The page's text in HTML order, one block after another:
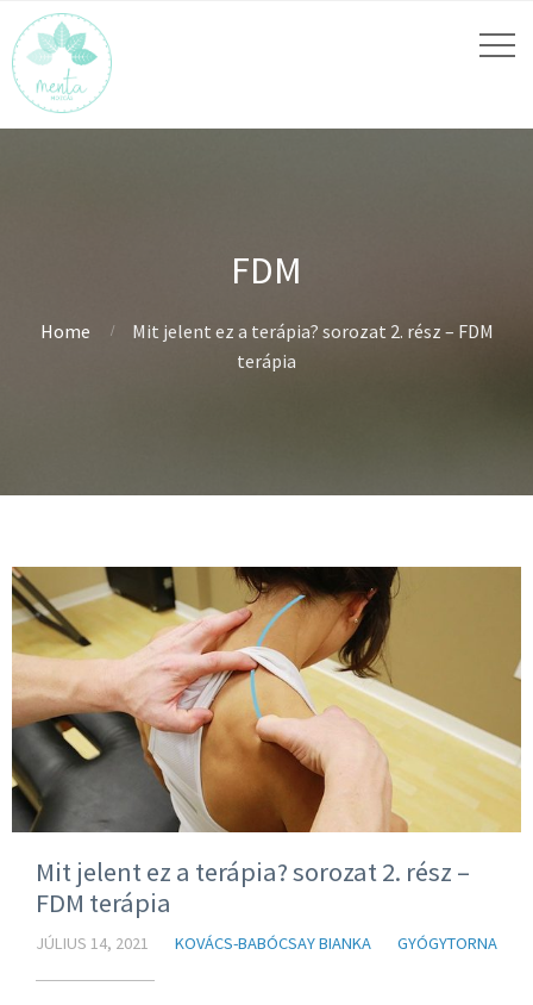
FDM
Home
Mit jelent ez a terápia? sorozat 2. rész – FDM
terápia
Mit jelent ez a terápia? sorozat 2. rész –
FDM terápia
JÚLIUS 14, 2021 KOVÁCS-BABÓCSAY BIANKA GYÓGYTORNA